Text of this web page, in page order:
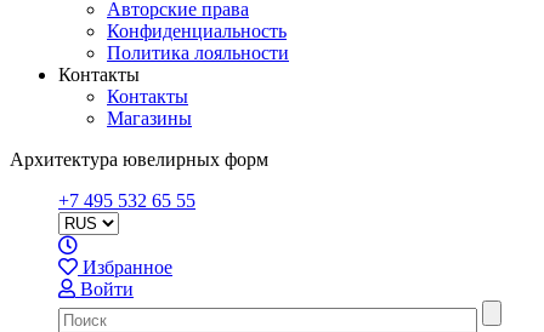
Авторские права
Конфиденциальность
Политика лояльности
Контакты
Контакты
Магазины
Архитектура ювелирных форм
+7 495 532 65 55
Избранное
Войти